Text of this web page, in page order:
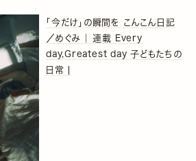
「今だけ」の瞬間を こんこん日記
／めぐみ ｜ 連載 Every
day,Greatest day 子どもたちの
日常 |